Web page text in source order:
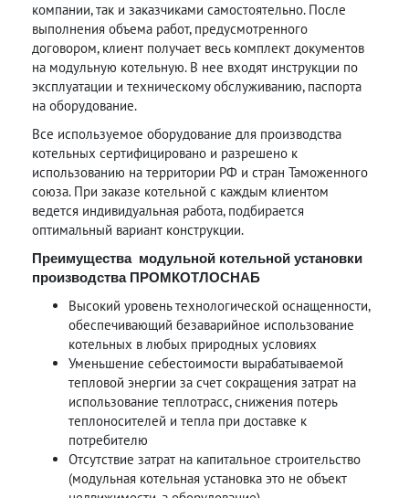
компании, так и заказчиками самостоятельно. После
выполнения объема работ, предусмотренного
договором, клиент получает весь комплект документов
на модульную котельную. В нее входят инструкции по
эксплуатации и техническому обслуживанию, паспорта
на оборудование.
Все используемое оборудование для производства
котельных сертифицировано и разрешено к
использованию на территории РФ и стран Таможенного
союза. При заказе котельной с каждым клиентом
ведется индивидуальная работа, подбирается
оптимальный вариант конструкции.
Преимущества модульной котельной установки
производства ПРОМКОТЛОСНАБ
Высокий уровень технологической оснащенности,
обеспечивающий безаварийное использование
котельных в любых природных условиях
Уменьшение себестоимости вырабатываемой
тепловой энергии за счет сокращения затрат на
использование теплотрасс, снижения потерь
теплоносителей и тепла при доставке к
потребителю
Отсутствие затрат на капитальное строительство
(модульная котельная установка это не объект